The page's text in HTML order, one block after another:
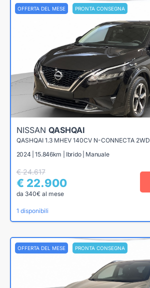
OFFERTA DEL MESE PRONTA CONSEGNA
NISSAN QASHQAI
QASHQAI 1.3 MHEV 140CV N-CONNECTA 2WD
2024 | 15.846km | Ibrido | Manuale
€ 24.617
€ 22.900
da 340€ al mese
1 disponibili
OFFERTA DEL MESE PRONTA CONSEGNA